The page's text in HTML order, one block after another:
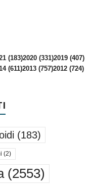
(183)2020 (331)2019 (407)
(611)2013 (757)2012 (724)
(183)
(2)
(2553)